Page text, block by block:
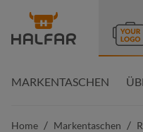
Zur
MARKENTASCHEN
Home / Markentaschen /